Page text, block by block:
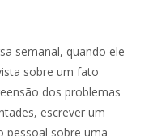
semanal, quando ele
sobre um fato
dos problemas
escrever um
pessoal sobre uma